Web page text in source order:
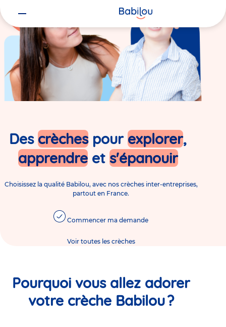
Des crèchespour explorer,
apprendreet s'épanouir
Choisissez la qualité Babilou, avec nos crèches inter-entreprises,
partout en France.
Commencer ma demande
Voir toutes les crèches
Pourquoi vous allez adorer
votre crèche Babilou ?